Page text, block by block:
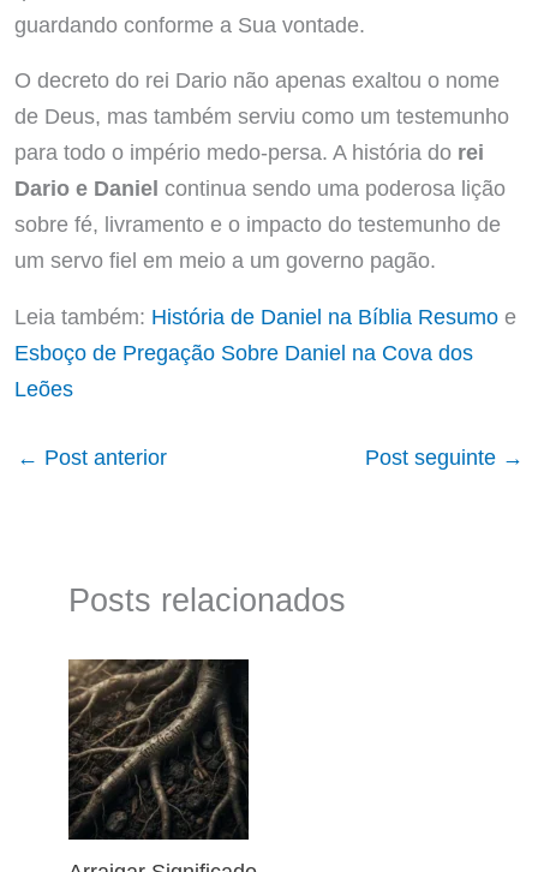
guardando conforme a Sua vontade.
O decreto do rei Dario não apenas exaltou o nome
de Deus, mas também serviu como um testemunho
para todo o império medo-persa. A história do rei
Dario e Daniel continua sendo uma poderosa lição
sobre fé, livramento e o impacto do testemunho de
um servo fiel em meio a um governo pagão.
Leia também: História de Daniel na Bíblia Resumoe
Esboço de Pregação Sobre Daniel na Cova dos
Leões
← Post anterior Post seguinte →
Posts relacionados